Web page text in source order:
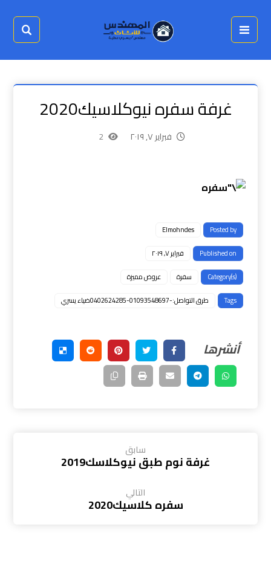
غرفة سفره نيوكلاسيك2020
فبراير ٧, ٢٠١٩ 2
Posted by
Elmohndes
Published on
فبراير ٧, ٢٠١٩
Category(s)
سفرة
عروض مميزة
Tags
طرق التواصل:-01093548697-0402624285ضياء يسري
سابق
غرفة نوم طبق نيوكلاسك2019
التالي
سفره كلاسيك2020